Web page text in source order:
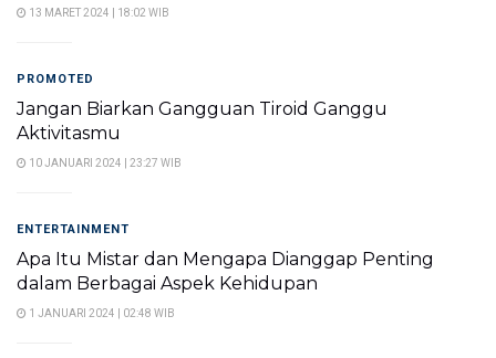
13 MARET 2024 | 18:02 WIB
PROMOTED
Jangan Biarkan Gangguan Tiroid Ganggu
Aktivitasmu
10 JANUARI 2024 | 23:27 WIB
ENTERTAINMENT
Apa Itu Mistar dan Mengapa Dianggap Penting
dalam Berbagai Aspek Kehidupan
1 JANUARI 2024 | 02:48 WIB